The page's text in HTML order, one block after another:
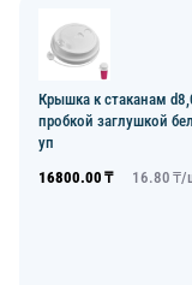
Крышка к стаканам
пробкой заглушкой
уп
16800.00 ₸ 16.80 ₸/